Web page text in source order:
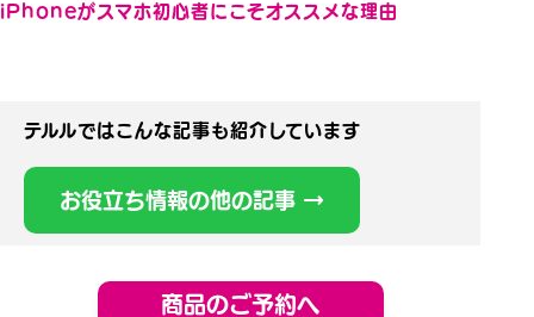
iPhoneがスマホ初心者にこそオススメな理由
テルルではこんな記事も紹介しています
お役立ち情報の他の記事 →
商品のご予約へ